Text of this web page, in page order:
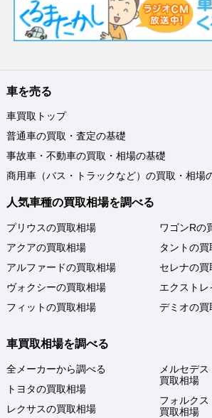
車を売る
車買取トップ
普通車の買取・査定の基礎
事故車・不動車の買取・相場の基礎
商用車（バス・トラックなど）の買取・相場
人気車種の買取相場を調べる
プリウスの買取相場
アクアの買取相場
アルファードの買取相場
ヴォクシーの買取相場
フィットの買取相場
ワゴンRの
タントの買
セレナの買
エクスト
デミオの買
車買取相場を調べる
全メーカーから調べる
トヨタの買取相場
レクサスの買取相場
メルセデ
買取相場
フォルク
買取相場